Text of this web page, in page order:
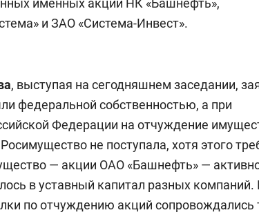
именных акций НК «Башнефть»,
и ЗАО «Система-Инвест».
, выступая на сегодняшнем заседании,
федеральной собственностью, а при
Федерации на отчуждение
не поступала, хотя этого
— акции ОАО «Башнефть» —
в уставный капитал разных компаний.
по отчуждению акций сопровождались